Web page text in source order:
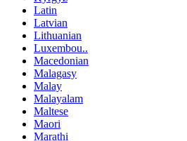
Latin
Latvian
Lithuanian
Luxembou..
Macedonian
Malagasy
Malay
Malayalam
Maltese
Maori
Marathi